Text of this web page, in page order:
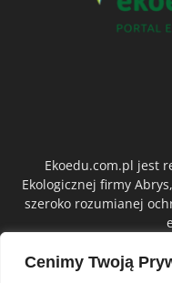
Cenimy Twoją
Ekoedu.com.pl jest
Ekologicznej firmy
szeroko rozumianej